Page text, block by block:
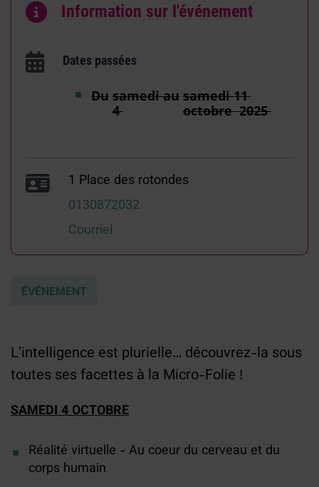
Information sur l'événement
Dates passées
Du samedi
4
au samedi 11
octobre 2025
1 Place des rotondes
0130872032
Courriel
ÉVÉNEMENT
L’intelligence est plurielle… découvrez-la sous
toutes ses facettes à la Micro-Folie !
SAMEDI 4 OCTOBRE
Réalité virtuelle - Au coeur du cerveau et du
corps humain